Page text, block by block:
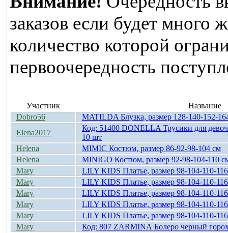
заказов если будет
количество которой
первоочередность
Участник
Название
Dobro56
MATILDA Блузка, размер 128-140-152-
Elena2017
Код: 51400 DONELLA Трусики для
10 шт
Helena
MIMIC Костюм, размер 86-92-98-104 cм
Helena
MINIGO Костюм, размер 92-98-104-110
Mary
LILY KIDS Платье, размер 98-104-110-
Mary
LILY KIDS Платье, размер 98-104-110-
Mary
LILY KIDS Платье, размер 98-104-110-
Mary
LILY KIDS Платье, размер 98-104-110-
Mary
LILY KIDS Платье, размер 98-104-110-
Mary
Код: 807 ZARMINА Болеро черный